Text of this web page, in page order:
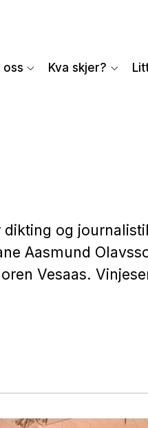
oss Kva skjer?
og
Aasmund
Vesaas.